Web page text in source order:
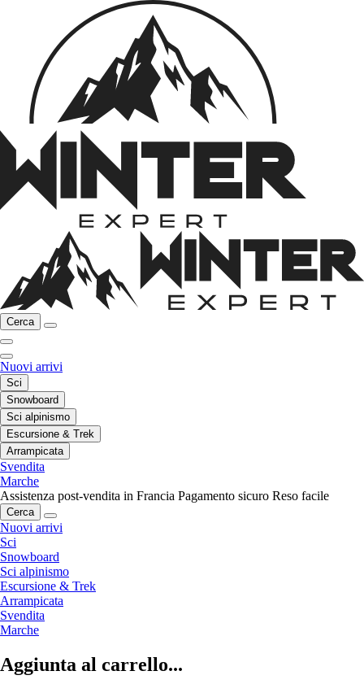
Cerca
Nuovi arrivi
Sci
Snowboard
Sci alpinismo
Escursione & Trek
Arrampicata
Svendita
Marche
Assistenza post-vendita in Francia Pagamento sicuro Reso facile
Cerca
Nuovi arrivi
Sci
Snowboard
Sci alpinismo
Escursione & Trek
Arrampicata
Svendita
Marche
Aggiunta al carrello...